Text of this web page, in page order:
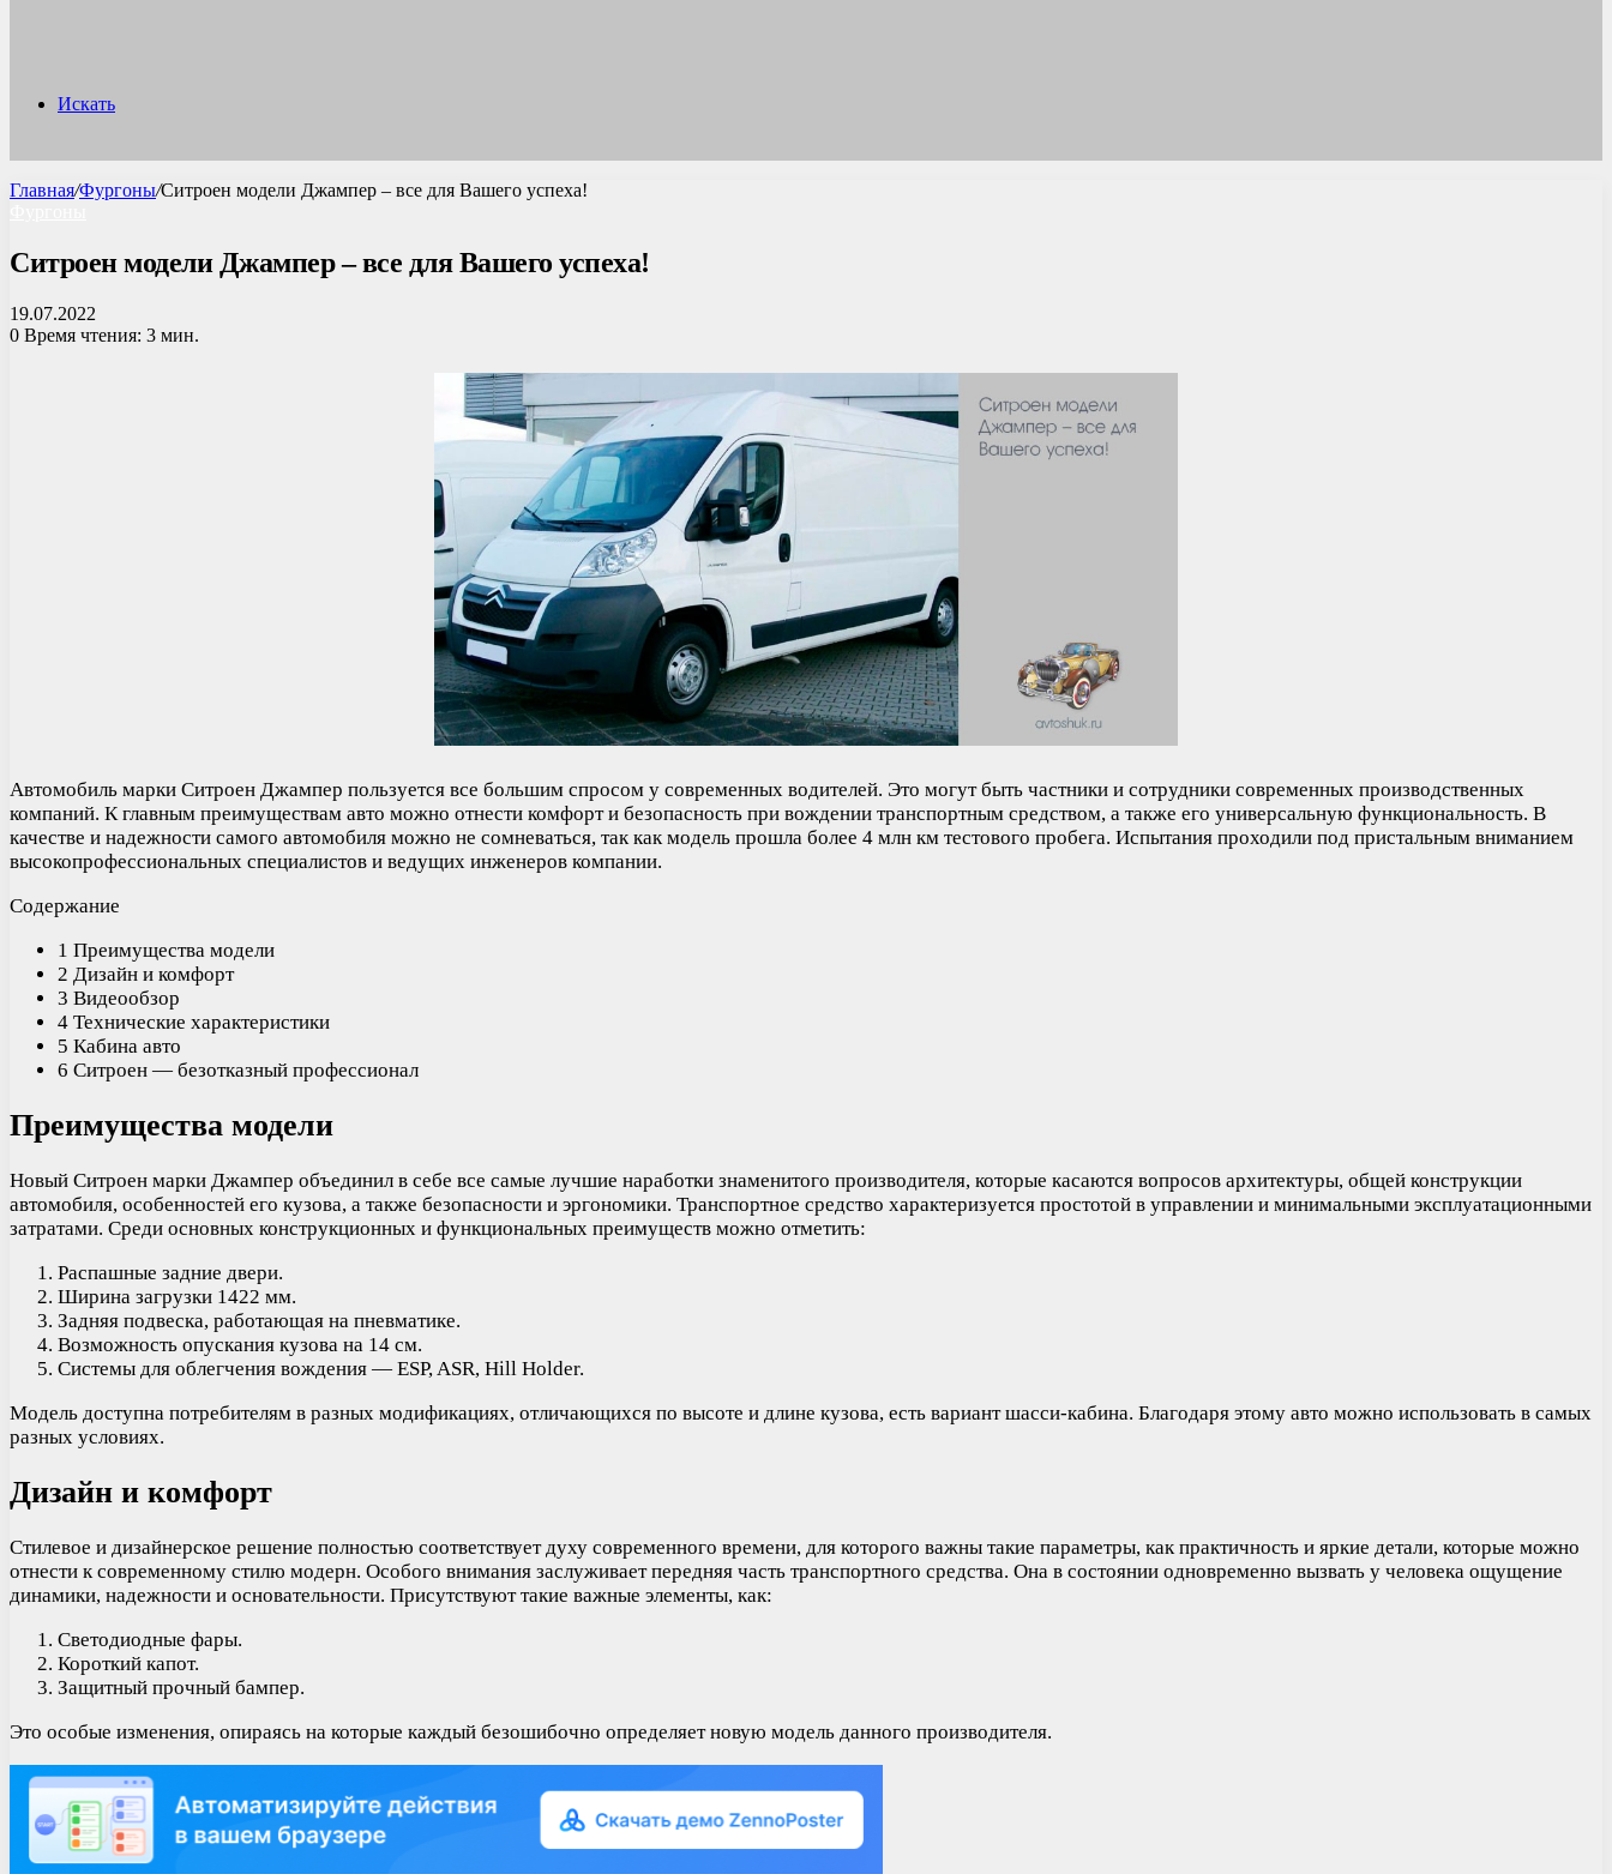
Искать
Главная/Фургоны/Ситроен модели Джампер – все для Вашего успеха!
Ситроен модели Джампер – все для Вашего успеха!
19.07.2022
0 Время чтения: 3 мин.
Автомобиль марки Ситроен Джампер пользуется все большим спросом у современных водителей. Это могут быть частники и сотрудники современных производственных
компаний. К главным преимуществам авто можно отнести комфорт и безопасность при вождении транспортным средством, а также его универсальную функциональность. В
качестве и надежности самого автомобиля можно не сомневаться, так как модель прошла более 4 млн км тестового пробега. Испытания проходили под пристальным вниманием
высокопрофессиональных специалистов и ведущих инженеров компании.
Содержание
1 Преимущества модели
2 Дизайн и комфорт
3 Видеообзор
4 Технические характеристики
5 Кабина авто
6 Ситроен — безотказный профессионал
Преимущества модели
Новый Ситроен марки Джампер объединил в себе все самые лучшие наработки знаменитого производителя, которые касаются вопросов архитектуры, общей конструкции
автомобиля, особенностей его кузова, а также безопасности и эргономики. Транспортное средство характеризуется простотой в управлении и минимальными эксплуатационными
затратами. Среди основных конструкционных и функциональных преимуществ можно отметить:
Распашные задние двери.
Ширина загрузки 1422 мм.
Задняя подвеска, работающая на пневматике.
Возможность опускания кузова на 14 см.
Системы для облегчения вождения — ESP, ASR, Hill Holder.
Модель доступна потребителям в разных модификациях, отличающихся по высоте и длине кузова, есть вариант шасси-кабина. Благодаря этому авто можно использовать в самых
разных условиях.
Дизайн и комфорт
Стилевое и дизайнерское решение полностью соответствует духу современного времени, для которого важны такие параметры, как практичность и яркие детали, которые можно
отнести к современному стилю модерн. Особого внимания заслуживает передняя часть транспортного средства. Она в состоянии одновременно вызвать у человека ощущение
динамики, надежности и основательности. Присутствуют такие важные элементы, как:
Светодиодные фары.
Короткий капот.
Защитный прочный бампер.
Это особые изменения, опираясь на которые каждый безошибочно определяет новую модель данного производителя.